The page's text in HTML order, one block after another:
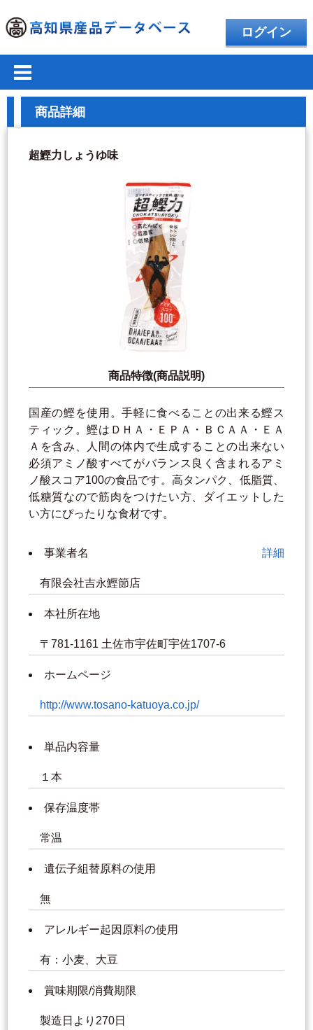
ログイン
商品詳細
超鰹力しょうゆ味
商品特徴(商品説明)
国産の鰹を使用。手軽に食べることの出来る鰹ス
ティック。鰹はＤＨＡ・ＥＰＡ・ＢＣＡＡ・ＥＡ
Ａを含み、人間の体内で生成することの出来ない
必須アミノ酸すべてがバランス良く含まれるアミ
ノ酸スコア100の食品です。高タンパク、低脂質、
低糖質なので筋肉をつけたい方、ダイエットした
い方にぴったりな食材です。
事業者名 詳細
有限会社吉永鰹節店
本社所在地
〒781-1161 土佐市宇佐町宇佐1707-6
ホームページ
http://www.tosano-katuoya.co.jp/
単品内容量
１本
保存温度帯
常温
遺伝子組替原料の使用
無
アレルギー起因原料の使用
有：小麦、大豆
賞味期限/消費期限
製造日より270日